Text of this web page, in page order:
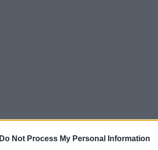
Do Not Process My Personal Information